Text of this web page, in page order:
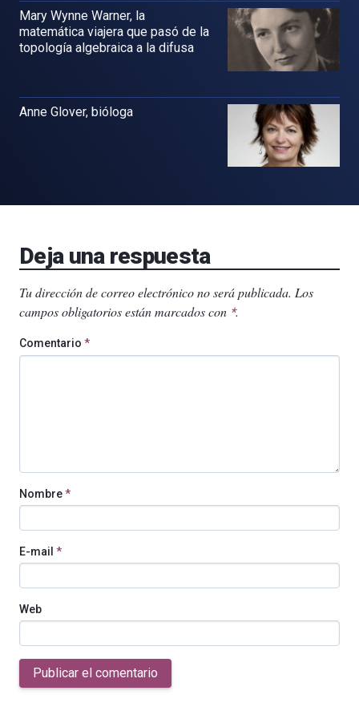
Mary Wynne Warner, la
matemática viajera que pasó de la
topología algebraica a la difusa
Anne Glover, bióloga
Deja una respuesta
Tu dirección de correo electrónico no será publicada. Los
campos obligatorios están marcados con *.
Comentario *
Nombre*
E-mail *
Web
Publicar el comentario